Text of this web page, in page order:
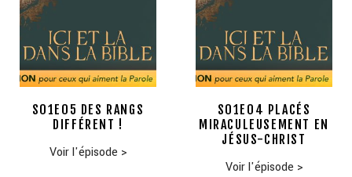
S01E05 DES RANGS
DIFFÉRENT !
Voir l'épisode >
S01E04 PLACÉS
MIRACULEUSEMENT EN
JÉSUS-CHRIST
Voir l'épisode >